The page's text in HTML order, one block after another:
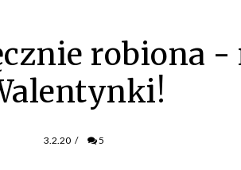
robiona
3.2.20 / 5